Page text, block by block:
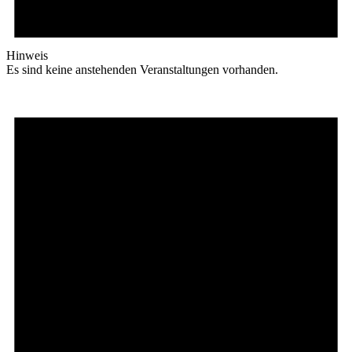
Hinweis
Es sind keine anstehenden Veranstaltungen vorhanden.